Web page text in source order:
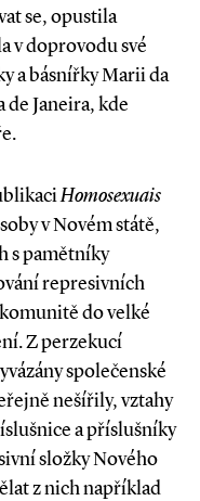
se, opustila
v doprovodu své
a básnířky Marii da
Janeira, kde
Homosexuais
v Novém státě,
s pamětníky
represivních
do velké
Z perzekucí
společenské
nešířily, vztahy
a příslušníky
složky Nového
z nich například